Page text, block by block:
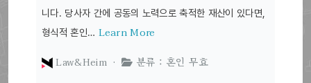
니다. 당사자 간에 공동의 노력으로 축적한 재산이 있다면,
형식적 혼인… Learn More
Law&Heim ·
분류 : 혼인 무효